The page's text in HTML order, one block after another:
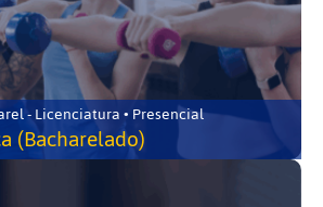
- Licenciatura • Presencial
(Bacharelado)